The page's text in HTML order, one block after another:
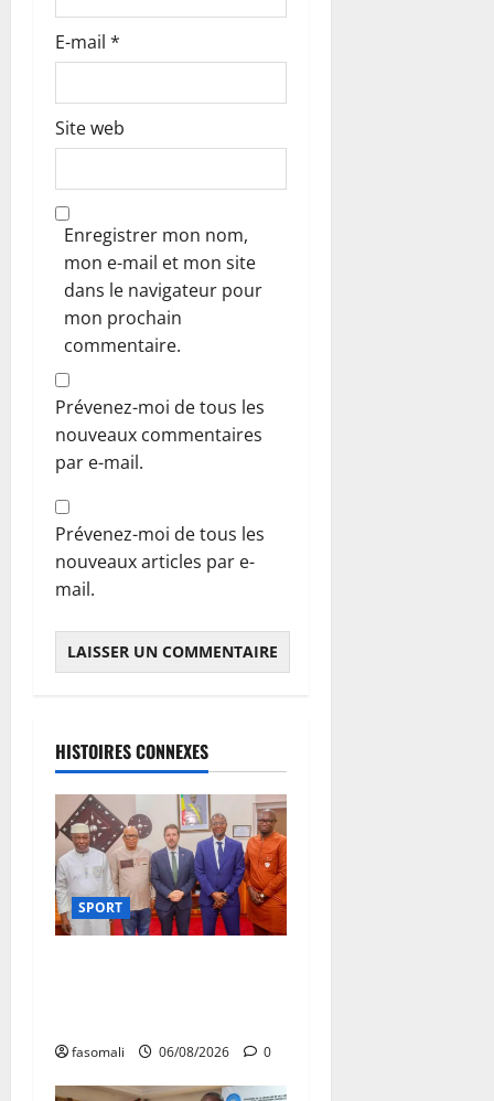
E-mail *
Site web
Enregistrer mon nom,
mon e-mail et mon site
dans le navigateur pour
mon prochain
commentaire.
Prévenez-moi de tous les
nouveaux commentaires
par e-mail.
Prévenez-moi de tous les
nouveaux articles par e-
mail.
HISTOIRES CONNEXES
SPORT
fasomali 06/08/2026 0